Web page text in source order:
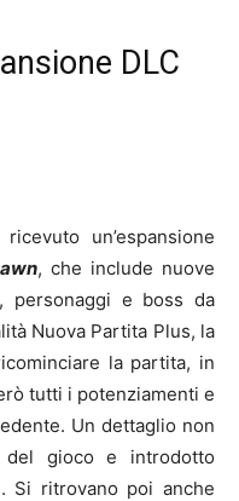
DLC
un’espansione
, che include nuove
personaggi e boss da
Nuova Partita Plus, la
la partita, in
tutti i potenziamenti e
Un dettaglio non
del gioco e introdotto
Si ritrovano poi anche